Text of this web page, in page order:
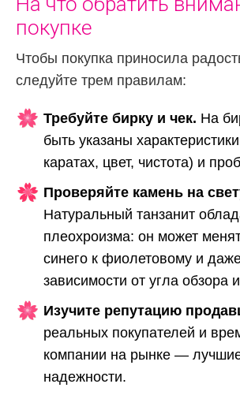
покупке
Чтобы покупка приносила
следуйте трем правилам:
Требуйте бирку и чек. На
быть указаны
каратах, цвет, чистота) и
Проверяйте камень на
Натуральный танзанит
плеохроизма: он может
синего к фиолетовому и
зависимости от угла обзора
Изучите репутацию
реальных покупателей и
компании на рынке —
надежности.